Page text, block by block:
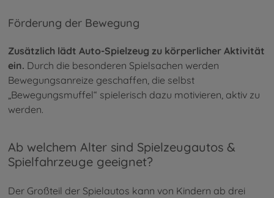
Förderung der Bewegung
Zusätzlich lädt Auto-Spielzeug zu körperlicher Aktivität
ein. Durch die besonderen Spielsachen werden
Bewegungsanreize geschaffen, die selbst
„Bewegungsmuffel“ spielerisch dazu motivieren, aktiv zu
werden.
Ab welchem Alter sind Spielzeugautos &
Spielfahrzeuge geeignet?
Der Großteil der Spielautos kann von Kindern ab drei